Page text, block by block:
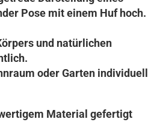
Pose mit einem Huf hoch.
und natürlichen
oder Garten individuell
Material gefertigt